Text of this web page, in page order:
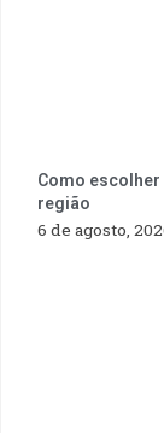
Como
região
6 de agosto,